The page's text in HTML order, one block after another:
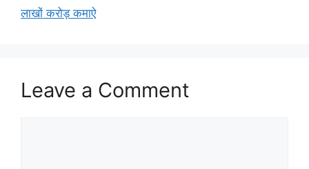
लाखों करोड़ कमाऐ
Leave a Comment